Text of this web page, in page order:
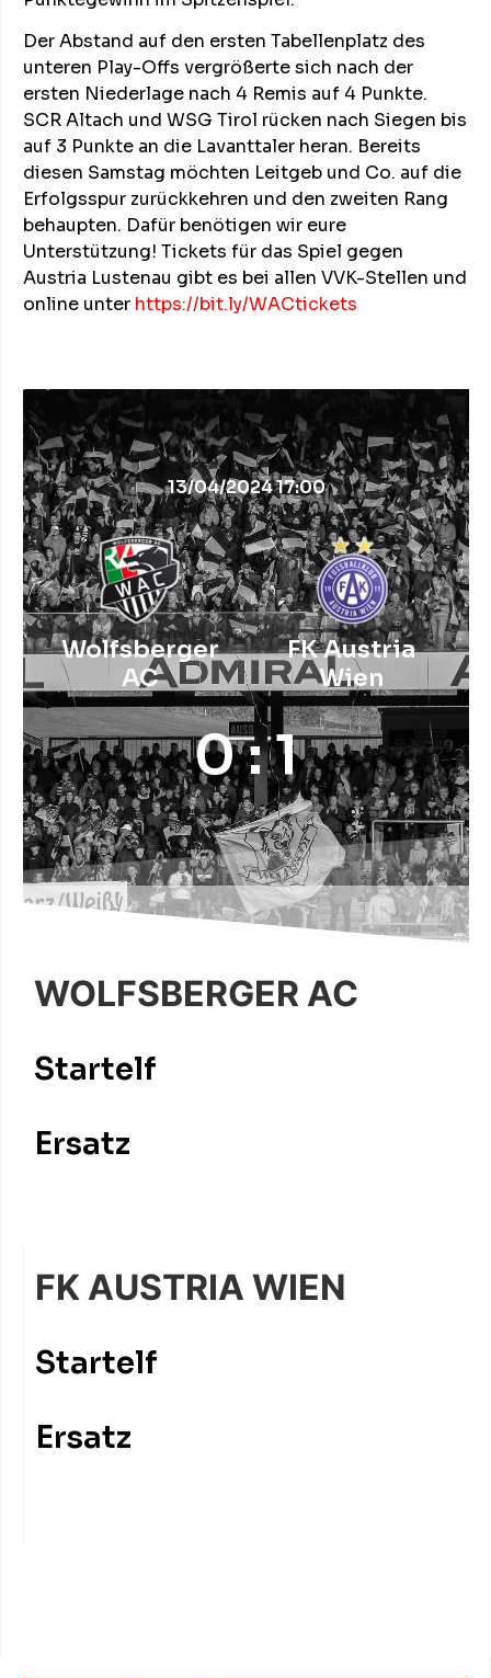
Der Abstand auf den ersten Tabellenplatz des
unteren Play-Offs vergrößerte sich nach der
ersten Niederlage nach 4 Remis auf 4 Punkte.
SCR Altach und WSG Tirol rücken nach Siegen bis
auf 3 Punkte an die Lavanttaler heran. Bereits
diesen Samstag möchten Leitgeb und Co. auf die
Erfolgsspur zurückkehren und den zweiten Rang
behaupten. Dafür benötigen wir eure
Unterstützung! Tickets für das Spiel gegen
Austria Lustenau gibt es bei allen VVK-Stellen und
online unter https://bit.ly/WACtickets
13/04/2024 17:00
Wolfsberger
AC
FK Austria
Wien
0 : 1
WOLFSBERGER AC
Startelf
Ersatz
FK AUSTRIA WIEN
Startelf
Ersatz